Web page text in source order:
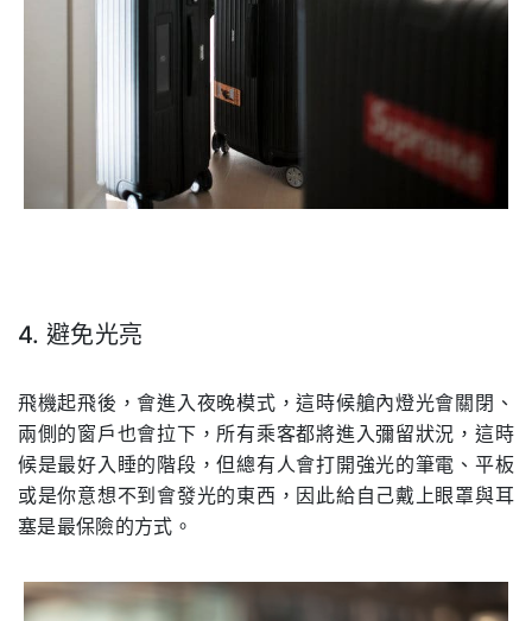
4. 避免光亮
飛機起飛後，會進入夜晚模式，這時候艙內燈光會關閉、
兩側的窗戶也會拉下，所有乘客都將進入彌留狀況，這時
候是最好入睡的階段，但總有人會打開強光的筆電、平板
或是你意想不到會發光的東西，因此給自己戴上眼罩與耳
塞是最保險的方式。